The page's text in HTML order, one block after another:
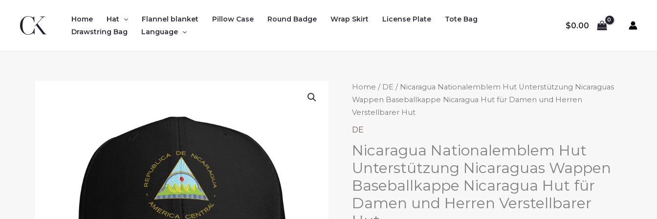
content
Home Hat Flannel blanket Pillow Case Round Badge Wrap Skirt License Plate
Tote Bag
Drawstring Bag
Language
$0.00
Home / DE / Nicaragua Nationalemblem Hut Unterstützung Nicaraguas
Wappen Baseballkappe Nicaragua Hut für Damen und Herren
Verstellbarer Hut
DE
Nicaragua Nationalemblem Hut
Unterstützung Nicaraguas Wappen
Baseballkappe Nicaragua Hut für
Damen und Herren Verstellbarer